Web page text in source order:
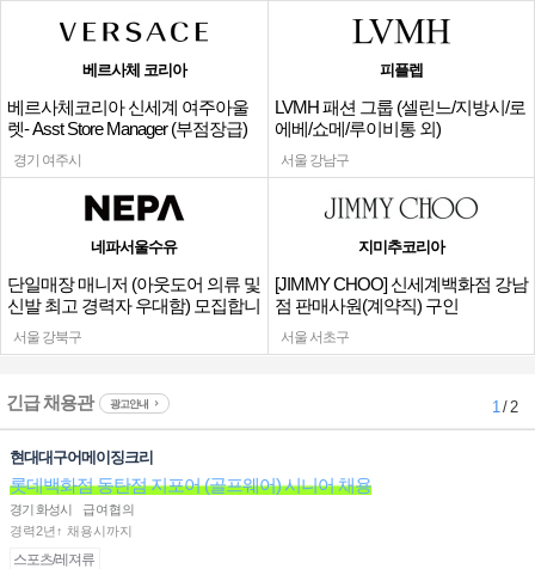
베르사체 코리아
베르사체코리아 신세계 여주아울
렛- Asst Store Manager (부점장급)
채용
경기 여주시
피플렙
LVMH 패션 그룹 (셀린느/지방시/로
에베/쇼메/루이비통 외)
서울 강남구
네파서울수유
단일매장 매니저 (아웃도어 의류 및
신발 최고 경력자 우대함) 모집합니
다.
서울 강북구
지미추코리아
[JIMMY CHOO] 신세계백화점 강남
점 판매사원(계약직) 구인
서울 서초구
긴급 채용관 광고안내 1/ 2
현대대구어메이징크리
롯데백화점 동탄점 지포어 (골프웨어) 시니어 채용
경기 화성시
급여협의
경력2년↑ 채용시까지
스포츠/레져류